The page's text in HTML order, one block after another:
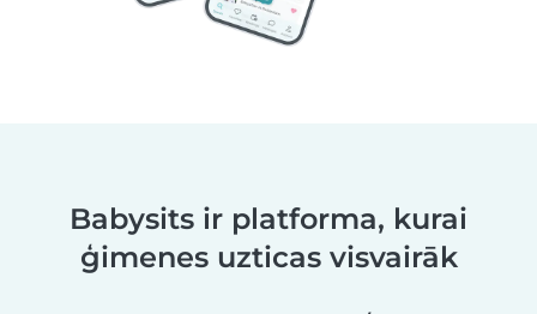
Babysits ir platforma, kurai
ģimenes uzticas visvairāk